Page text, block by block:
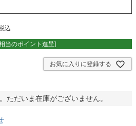
込
当のポイント進呈]
お気に入りに登録する
ただいま在庫がございません。